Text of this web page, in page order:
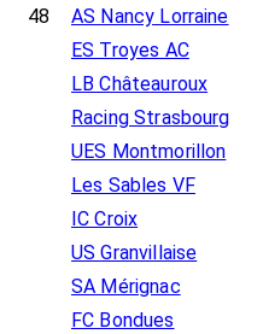
48
AS Nancy Lorraine
ES Troyes AC
LB Châteauroux
Racing Strasbourg
UES Montmorillon
Les Sables VF
IC Croix
US Granvillaise
SA Mérignac
FC Bondues